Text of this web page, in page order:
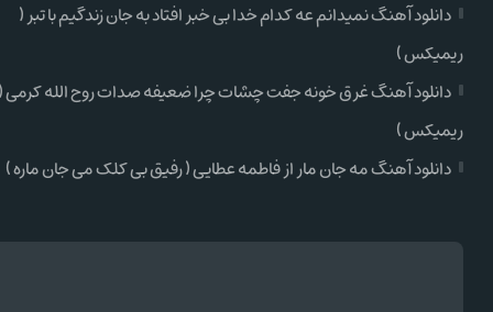
دانلود آهنگ نمیدانم عه کدام خدا بی خبر افتاد به جان زندگیم با تبر (
ریمیکس )
دانلود آهنگ غرق خونه جفت چشات چرا ضعیفه صدات روح الله کرمی (
ریمیکس )
دانلود آهنگ مه جان مار از فاطمه عطایی ( رفیق بی کلک می جان ماره )